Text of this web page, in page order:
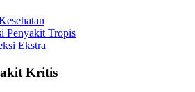
Penyakit Tropis
Ekstra
Kritis